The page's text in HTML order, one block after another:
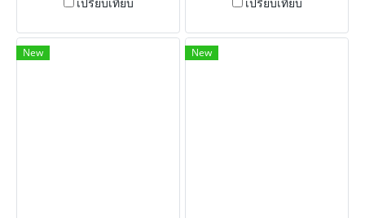
เปรียบเทียบ เปรียบเทียบ
New New